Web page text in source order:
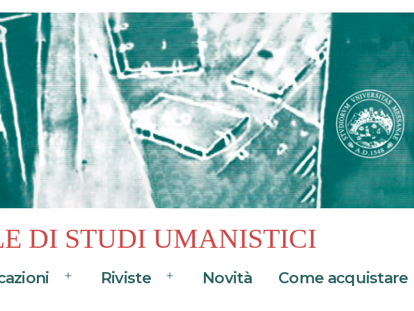
DI STUDI UMANISTICI
Apri
Riviste
Apri
Novità Come acquistare